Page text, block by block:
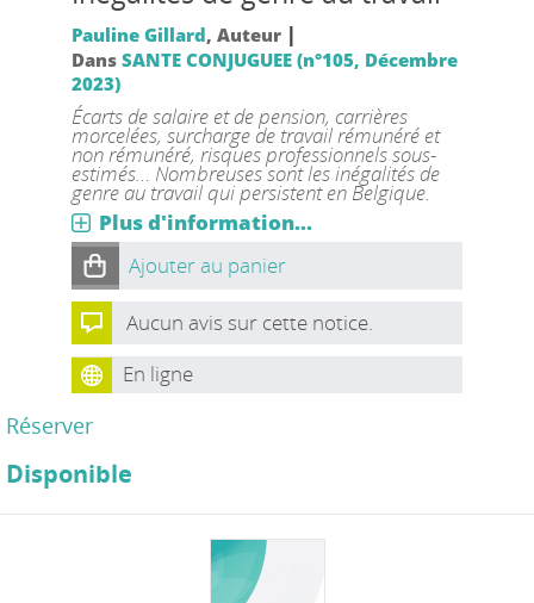
Pauline Gillard, Auteur |
Dans SANTE CONJUGUEE (n°105, Décembre
2023)
Écarts de salaire et de pension, carrières
morcelées, surcharge de travail rémunéré et
non rémunéré, risques professionnels sous-
estimés… Nombreuses sont les inégalités de
genre au travail qui persistent en Belgique.
Plus d'information...
Ajouter au panier
Aucun avis sur cette notice.
En ligne
Réserver
Disponible